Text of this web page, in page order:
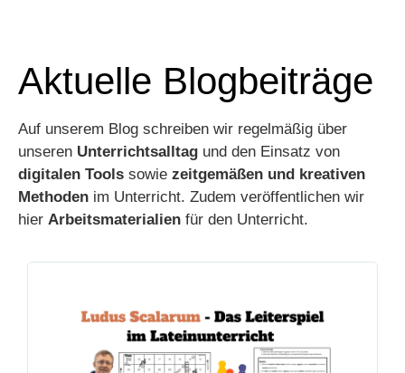
Aktuelle Blogbeiträge
Auf unserem Blog schreiben wir regelmäßig über
unseren Unterrichtsalltag und den Einsatz von
digitalen Tools sowie zeitgemäßen und kreativen
Methoden im Unterricht. Zudem veröffentlichen wir
hier Arbeitsmaterialien für den Unterricht.